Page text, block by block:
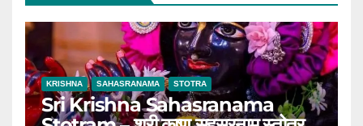
KRISHNA SAHASRANAMA STOTRA
Sri Krishna Sahasranama